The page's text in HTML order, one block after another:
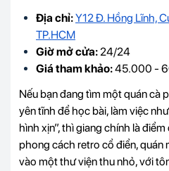
Địa chỉ:Y12 Đ. Hồng Lĩnh,
TP.HCM
Giờ mở cửa: 24/24
Giá tham khảo:45.000 -
Nếu bạn đang tìm một quán cà
yên tĩnh để học bài, làm việc
hình xịn”, thì giang chính là
phong cách retro cổ điển, quán
vào một thư viện thu nhỏ, với